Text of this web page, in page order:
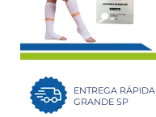
ENTREGA RÁPIDA
GRANDE SP